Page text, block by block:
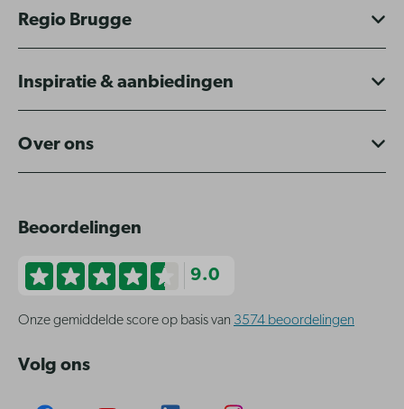
Regio Brugge
Inspiratie & aanbiedingen
Over ons
Beoordelingen
9.0
Onze gemiddelde score op basis van 3574 beoordelingen
Volg ons